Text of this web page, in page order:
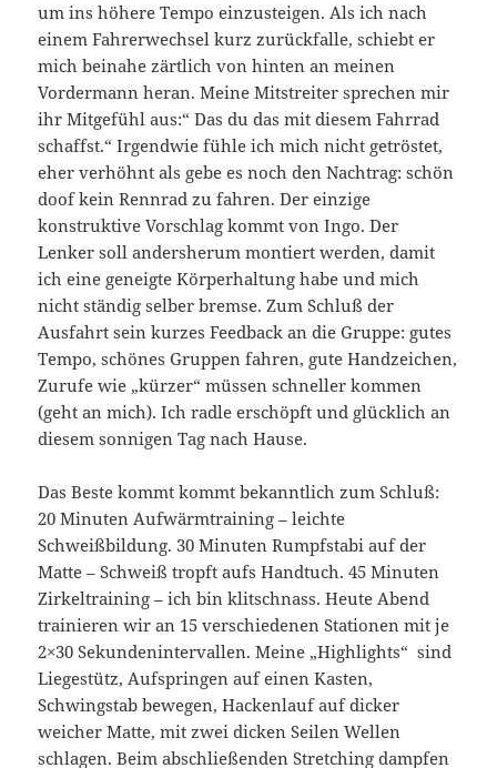
um ins höhere Tempo einzusteigen. Als ich nach
einem Fahrerwechsel kurz zurückfalle, schiebt er
mich beinahe zärtlich von hinten an meinen
Vordermann heran. Meine Mitstreiter sprechen mir
ihr Mitgefühl aus:“ Das du das mit diesem Fahrrad
schaffst.“ Irgendwie fühle ich mich nicht getröstet,
eher verhöhnt als gebe es noch den Nachtrag: schön
doof kein Rennrad zu fahren. Der einzige
konstruktive Vorschlag kommt von Ingo. Der
Lenker soll andersherum montiert werden, damit
ich eine geneigte Körperhaltung habe und mich
nicht ständig selber bremse. Zum Schluß der
Ausfahrt sein kurzes Feedback an die Gruppe: gutes
Tempo, schönes Gruppen fahren, gute Handzeichen,
Zurufe wie „kürzer“ müssen schneller kommen
(geht an mich). Ich radle erschöpft und glücklich an
diesem sonnigen Tag nach Hause.
Das Beste kommt kommt bekanntlich zum Schluß:
20 Minuten Aufwärmtraining – leichte
Schweißbildung. 30 Minuten Rumpfstabi auf der
Matte – Schweiß tropft aufs Handtuch. 45 Minuten
Zirkeltraining – ich bin klitschnass. Heute Abend
trainieren wir an 15 verschiedenen Stationen mit je
2×30 Sekundenintervallen. Meine „Highlights“ sind
Liegestütz, Aufspringen auf einen Kasten,
Schwingstab bewegen, Hackenlauf auf dicker
weicher Matte, mit zwei dicken Seilen Wellen
schlagen. Beim abschließenden Stretching dampfen